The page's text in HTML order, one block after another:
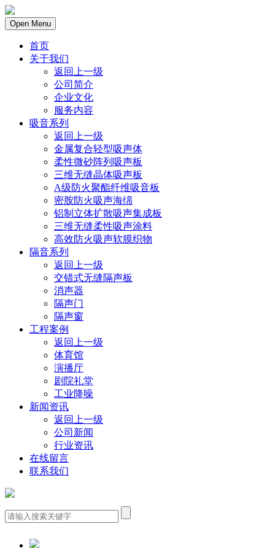
Open Menu
首页
关于我们
返回上一级
公司简介
企业文化
服务内容
吸音系列
返回上一级
金属复合轻型吸声体
柔性微砂阵列吸声板
三维无缝晶体吸声板
A级防火聚酯纤维吸音板
密胺防火吸声海绵
铝制立体扩散吸声集成板
三维无缝柔性吸声涂料
高效防火吸声软膜织物
隔音系列
返回上一级
交错式无缝隔声板
消声器
隔声门
隔声窗
工程案例
返回上一级
体育馆
演播厅
剧院礼堂
工业降噪
新闻资讯
返回上一级
公司新闻
行业资讯
在线留言
联系我们